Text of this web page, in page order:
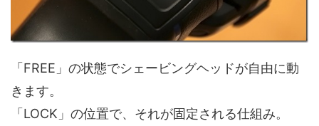
「FREE」の状態でシェービングヘッドが自由に動
きます。
「LOCK」の位置で、それが固定される仕組み。